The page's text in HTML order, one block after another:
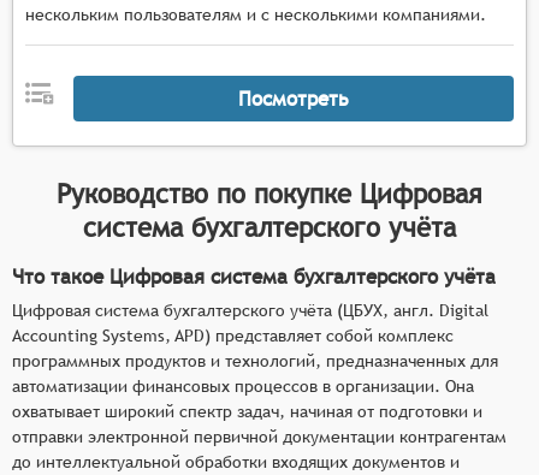
нескольким пользователям и с несколькими компаниями.
Посмотреть
Руководство по покупке Цифровая
система бухгалтерского учёта
Что такое Цифровая система бухгалтерского учёта
Цифровая система бухгалтерского учёта (ЦБУХ, англ. Digital
Accounting Systems, APD) представляет собой комплекс
программных продуктов и технологий, предназначенных для
автоматизации финансовых процессов в организации. Она
охватывает широкий спектр задач, начиная от подготовки и
отправки электронной первичной документации контрагентам
до интеллектуальной обработки входящих документов и